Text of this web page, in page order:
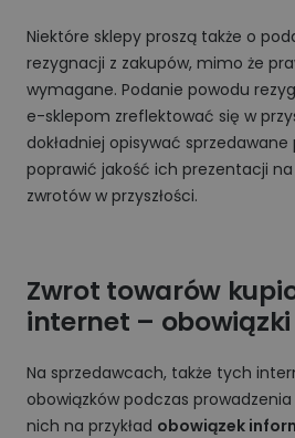
Niektóre sklepy proszą także o
rezygnacji z zakupów, mimo że
wymagane. Podanie powodu
e-sklepom zreflektować się w
dokładniej opisywać
poprawić jakość ich prezentacji
zwrotów w przyszłości.
Zwrot towarów
internet –
Na sprzedawcach, także tych
obowiązków podczas
nich na przykład obowiązek